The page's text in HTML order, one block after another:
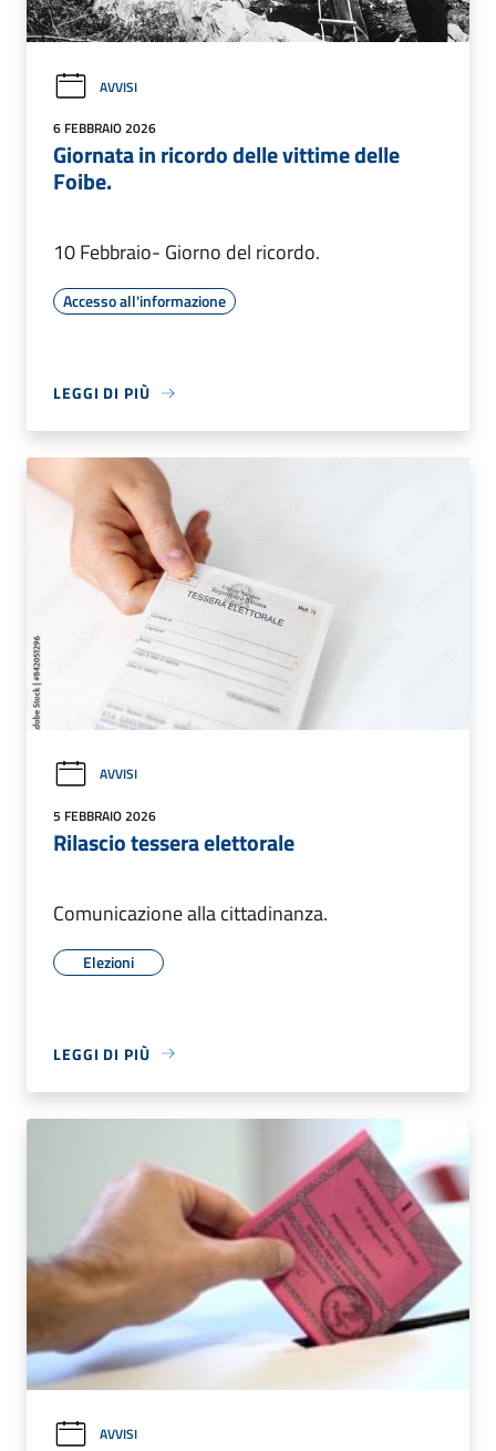
AVVISI
6 FEBBRAIO 2026
Giornata in ricordo delle vittime delle
Foibe.
10 Febbraio- Giorno del ricordo.
Accesso all'informazione
LEGGI DI PIÙ
AVVISI
5 FEBBRAIO 2026
Rilascio tessera elettorale
Comunicazione alla cittadinanza.
Elezioni
LEGGI DI PIÙ
AVVISI